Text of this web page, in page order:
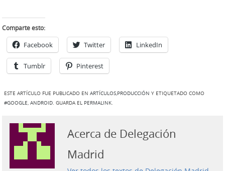
Comparte esto:
Facebook Twitter LinkedIn
Tumblr Pinterest
ESTE ARTÍCULO FUE PUBLICADO EN ARTÍCULOS,PRODUCCIÓN Y ETIQUETADO COMO
#GOOGLE, ANDROID. GUARDA EL PERMALINK.
Acerca de Delegación
Madrid